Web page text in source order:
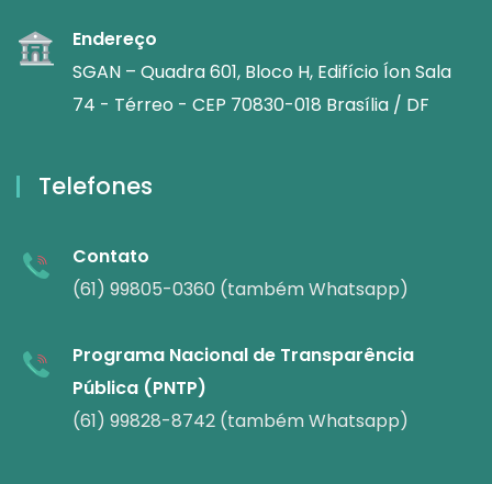
Endereço
SGAN – Quadra 601, Bloco H, Edifício Íon Sala
74 - Térreo - CEP 70830-018 Brasília / DF
Telefones
Contato
(61) 99805-0360 (também Whatsapp)
Programa Nacional de Transparência
Pública (PNTP)
(61) 99828-8742 (também Whatsapp)